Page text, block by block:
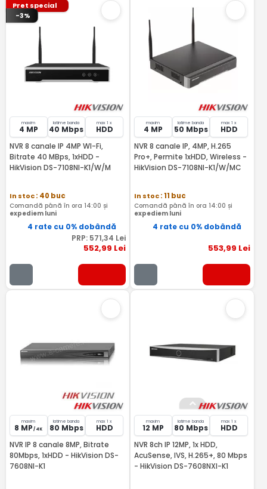
Pret special
-3%
maxim
4 MP
latime banda
40 Mbps
max 1 x
HDD
NVR 8 canale IP 4MP WI-Fi,
Bitrate 40 MBps, 1xHDD -
HikVision DS-7108NI-K1/W/M
In stoc: 40 buc
Comandă până în ora 14:00 și
expediem luni
4 rate cu 0% dobândă
PRP: 571,34 Lei
552,99 Lei
maxim
4 MP
latime banda
50 Mbps
max 1 x
HDD
NVR 8 canale IP, 4MP, H.265
Pro+, Permite 1xHDD, Wireless -
HikVision DS-7108NI-K1/W/MC
In stoc: 11 buc
Comandă până în ora 14:00 și
expediem luni
4 rate cu 0% dobândă
553,99 Lei
maxim
8 MP / 4K
latime banda
80 Mbps
max 1 x
HDD
NVR IP 8 canale 8MP, Bitrate
80Mbps, 1xHDD - HikVision DS-
7608NI-K1
maxim
12 MP
latime banda
80 Mbps
max 1 x
HDD
NVR 8ch IP 12MP, 1x HDD,
AcuSense, IVS, H.265+, 80 Mbps
- HikVision DS-7608NXI-K1